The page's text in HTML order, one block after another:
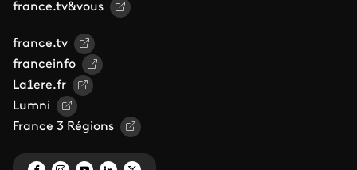
france.tv&vous
france.tv
franceinfo
La1ere.fr
Lumni
France 3 Régions